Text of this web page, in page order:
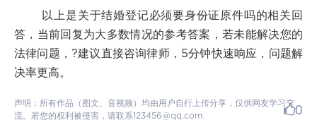
以上是关于结婚登记必须要身份证原件吗的相关回
答，当前回复为大多数情况的参考答案，若未能解决您的
法律问题，?建议直接咨询律师，5分钟快速响应，问题解
决率更高。
声明：所有作品（图文、音视频）均由用户自行上传分享，仅供网友学习交
流。若您的权利被侵害，请联系123456@qq.com
0